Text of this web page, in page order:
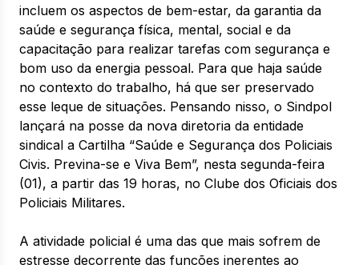
incluem os aspectos de bem-estar, da garantia da
saúde e segurança física, mental, social e da
capacitação para realizar tarefas com segurança e
bom uso da energia pessoal. Para que haja saúde
no contexto do trabalho, há que ser preservado
esse leque de situações. Pensando nisso, o Sindpol
lançará na posse da nova diretoria da entidade
sindical a Cartilha “Saúde e Segurança dos Policiais
Civis. Previna-se e Viva Bem”, nesta segunda-feira
(01), a partir das 19 horas, no Clube dos Oficiais dos
Policiais Militares.
A atividade policial é uma das que mais sofrem de
estresse decorrente das funções inerentes ao